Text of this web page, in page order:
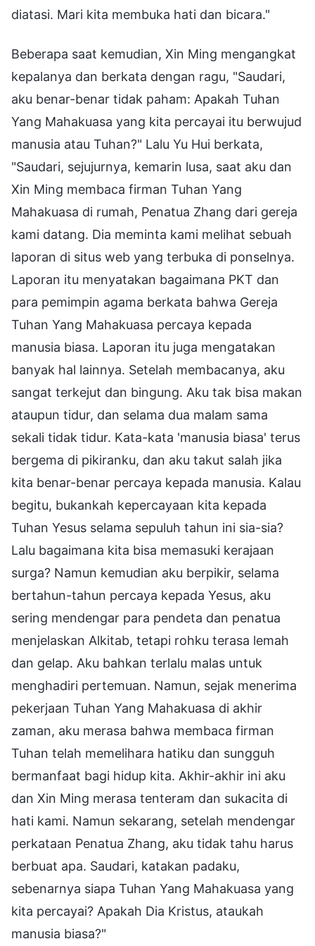
diatasi. Mari kita membuka hati dan bicara."
Beberapa saat kemudian, Xin Ming mengangkat
kepalanya dan berkata dengan ragu, "Saudari,
aku benar-benar tidak paham: Apakah Tuhan
Yang Mahakuasa yang kita percayai itu berwujud
manusia atau Tuhan?" Lalu Yu Hui berkata,
"Saudari, sejujurnya, kemarin lusa, saat aku dan
Xin Ming membaca firman Tuhan Yang
Mahakuasa di rumah, Penatua Zhang dari gereja
kami datang. Dia meminta kami melihat sebuah
laporan di situs web yang terbuka di ponselnya.
Laporan itu menyatakan bagaimana PKT dan
para pemimpin agama berkata bahwa Gereja
Tuhan Yang Mahakuasa percaya kepada
manusia biasa. Laporan itu juga mengatakan
banyak hal lainnya. Setelah membacanya, aku
sangat terkejut dan bingung. Aku tak bisa makan
ataupun tidur, dan selama dua malam sama
sekali tidak tidur. Kata-kata 'manusia biasa' terus
bergema di pikiranku, dan aku takut salah jika
kita benar-benar percaya kepada manusia. Kalau
begitu, bukankah kepercayaan kita kepada
Tuhan Yesus selama sepuluh tahun ini sia-sia?
Lalu bagaimana kita bisa memasuki kerajaan
surga? Namun kemudian aku berpikir, selama
bertahun-tahun percaya kepada Yesus, aku
sering mendengar para pendeta dan penatua
menjelaskan Alkitab, tetapi rohku terasa lemah
dan gelap. Aku bahkan terlalu malas untuk
menghadiri pertemuan. Namun, sejak menerima
pekerjaan Tuhan Yang Mahakuasa di akhir
zaman, aku merasa bahwa membaca firman
Tuhan telah memelihara hatiku dan sungguh
bermanfaat bagi hidup kita. Akhir-akhir ini aku
dan Xin Ming merasa tenteram dan sukacita di
hati kami. Namun sekarang, setelah mendengar
perkataan Penatua Zhang, aku tidak tahu harus
berbuat apa. Saudari, katakan padaku,
sebenarnya siapa Tuhan Yang Mahakuasa yang
kita percayai? Apakah Dia Kristus, ataukah
manusia biasa?"